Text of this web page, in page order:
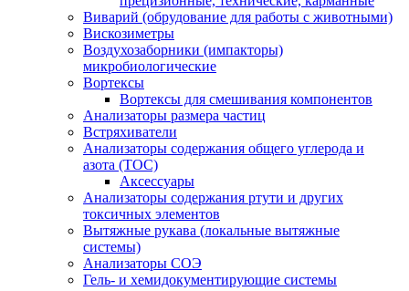
Виварий (обрудование для работы с животными)
Вискозиметры
Воздухозаборники (импакторы)
микробиологические
Вортексы
Вортексы для смешивания компонентов
Анализаторы размера частиц
Встряхиватели
Анализаторы содержания общего углерода и
азота (ТОС)
Аксессуары
Анализаторы содержания ртути и других
токсичных элементов
Вытяжные рукава (локальные вытяжные
системы)
Анализаторы СОЭ
Гель- и хемидокументирующие системы